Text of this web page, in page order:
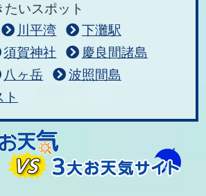
いスポット
川平湾
下灘駅
須賀神社
慶良間諸島
八ヶ岳
波照間島